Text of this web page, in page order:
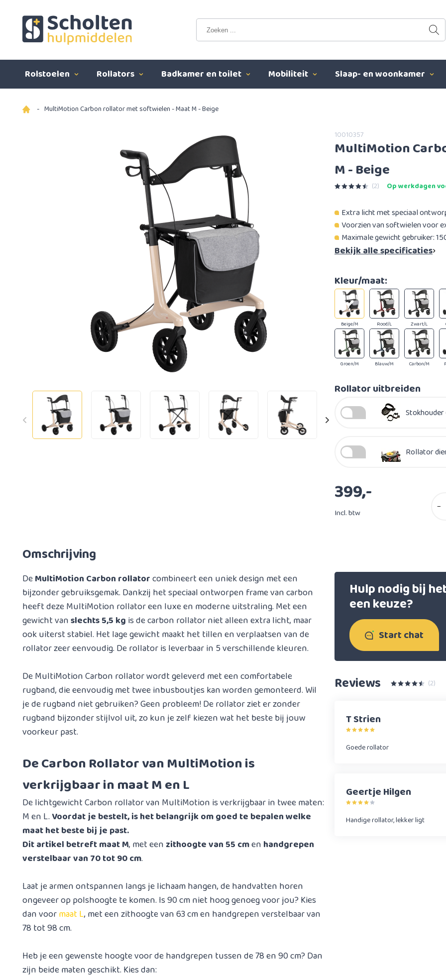
Rolstoelen Rollators Badkamer en toilet Mobiliteit Slaap- en woonkamer
- MultiMotion Carbon rollator met softwielen - Maat M - Beige
10010357
MultiMotion
M - Beige
(2) Op werkdagen
Extra licht met speciaal
Voorzien van softwielen voor
Maximale gewicht gebruiker:
Bekijk alle specificaties
Rood/L Zwart/L
Groen/M Blauw/M Carbon/M
Kleur/maat:
Beige/M
Rollator uitbreiden
Rollator
399,-
Incl. btw
−
Omschrijving
DeMultiMotion Carbon rollatorcombineert een uniek design met een
bijzonder gebruiksgemak. Dankzij het speciaal ontworpen frame van carbon
heeft deze MultiMotion rollator een luxe en moderne uitstraling. Met een
gewicht vanslechts 5,5 kg is de carbon rollator niet alleen extra licht, maar
ook uiterst stabiel. Het lage gewicht maakt het tillen en verplaatsen van de
rollator zeer eenvoudig. De rollator is leverbaar in 5 verschillende kleuren.
De MultiMotion Carbon rollator wordt geleverd met een comfortabele
rugband, die eenvoudig met twee inbusboutjes kan worden gemonteerd. Wil
je de rugband niet gebruiken? Geen probleem! De rollator ziet er zonder
rugband bijzonder stijlvol uit, zo kun je zelf kiezen wat het beste bij jouw
voorkeur past.
De Carbon Rollator van MultiMotion is
verkrijgbaar in maat M en L
De lichtgewicht Carbon rollator van MultiMotion is verkrijgbaar in twee maten:
M en L.Voordat je bestelt, is het belangrijk om goed te bepalen welke
maat het beste bij je past.
Dit artikel betreft maat M, met een zithoogte van 55 cmen handgrepen
verstelbaar van 70 tot 90 cm.
Laat je armen ontspannen langs je lichaam hangen, de handvatten horen
ongeveer op polshoogte te komen. Is 90 cm niet hoog genoeg voor jou? Kies
dan voormaat L, met een zithoogte van 63 cm en handgrepen verstelbaar van
78 tot 98 cm.
Heb je een gewenste hoogte voor de handgrepen tussen de 78 en 90 cm? Dan
zijn beide maten geschikt. Kies dan:
Hulp nodig bij
een keuze?
Start chat
Reviews (2)
T Strien
Goede rollator
Geertje Hilgen
Handige rollator, lekker ligt